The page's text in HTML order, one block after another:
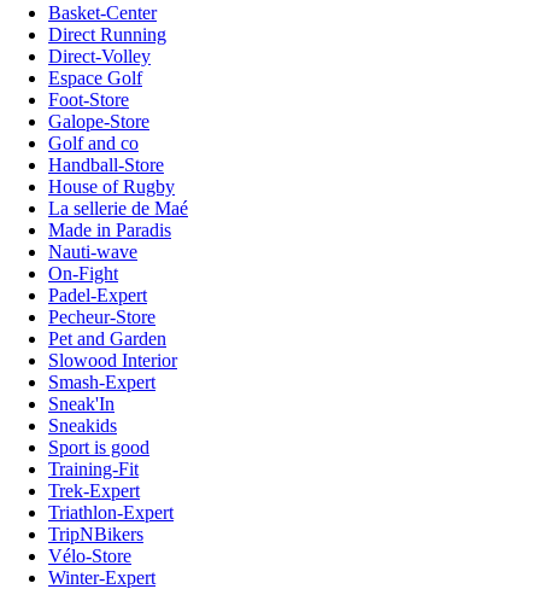
Basket-Center
Direct Running
Direct-Volley
Espace Golf
Foot-Store
Galope-Store
Golf and co
Handball-Store
House of Rugby
La sellerie de Maé
Made in Paradis
Nauti-wave
On-Fight
Padel-Expert
Pecheur-Store
Pet and Garden
Slowood Interior
Smash-Expert
Sneak'In
Sneakids
Sport is good
Training-Fit
Trek-Expert
Triathlon-Expert
TripNBikers
Vélo-Store
Winter-Expert